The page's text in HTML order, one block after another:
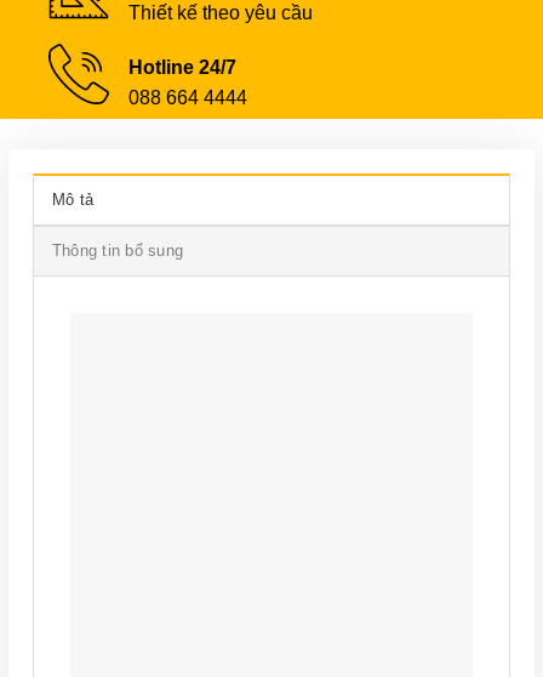
Thiết kế theo yêu cầu
Hotline 24/7
088 664 4444
Mô tả
Thông tin bổ sung